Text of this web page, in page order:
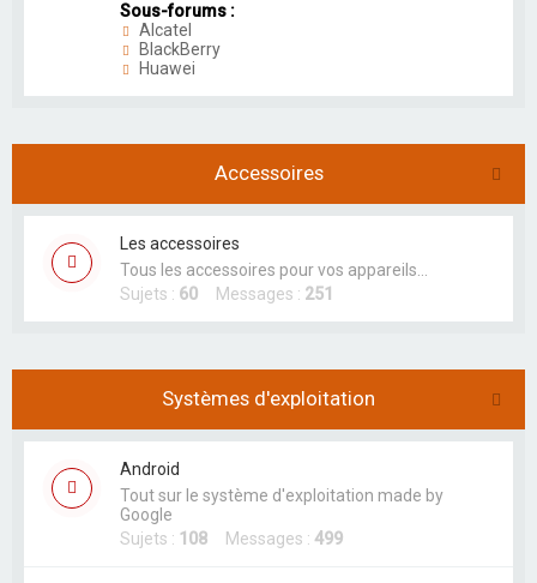
Sous-forums :
Alcatel
BlackBerry
Huawei
Accessoires
Les accessoires
Tous les accessoires pour vos appareils...
Sujets : 60 Messages : 251
Systèmes d'exploitation
Android
Tout sur le système d'exploitation made by
Google
Sujets : 108 Messages : 499